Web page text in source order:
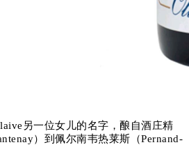
另一位女儿的名字，酿自酒庄精
）到佩尔南韦热莱斯（Pernand-